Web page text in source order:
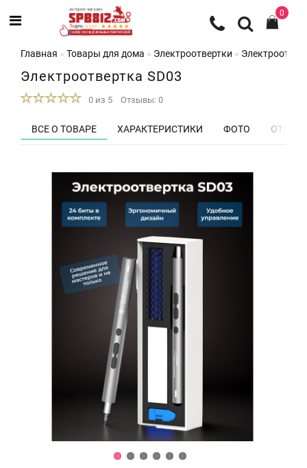
0
Главная Товары для дома Электроотвертки
Электроотвертка SD03
0 из 5 Отзывы: 0
ВСЕ О ТОВАРЕ ХАРАКТЕРИСТИКИ ФОТО